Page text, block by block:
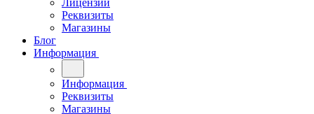
Лицензии
Реквизиты
Магазины
Блог
Информация
Информация
Реквизиты
Магазины